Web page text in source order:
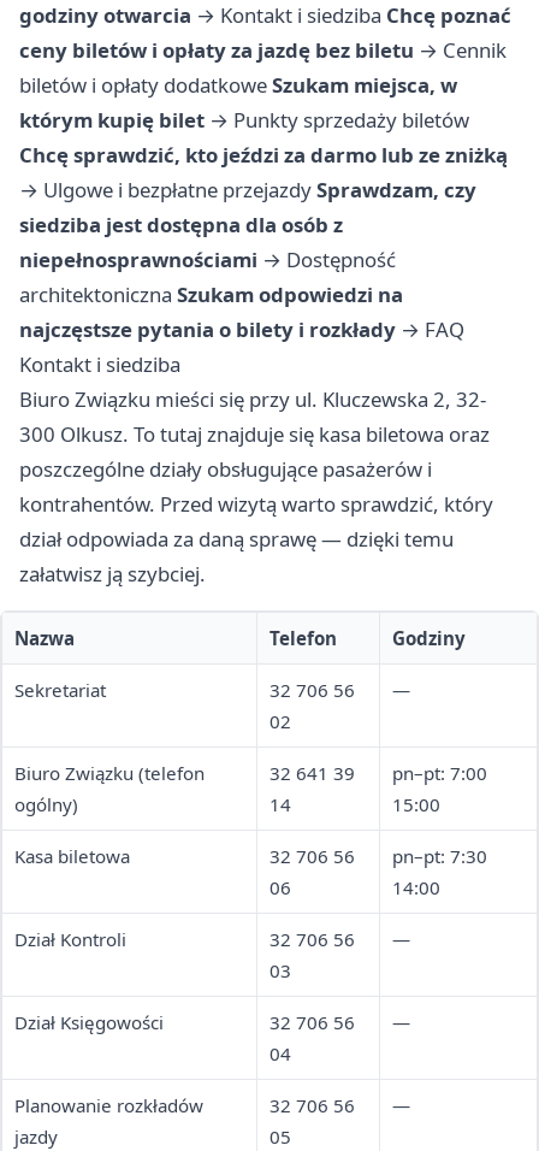
godziny otwarcia → Kontakt i siedziba Chcę poznać
ceny biletów i opłaty za jazdę bez biletu → Cennik
biletów i opłaty dodatkoweSzukam miejsca, w
którym kupię bilet → Punkty sprzedaży biletów
Chcę sprawdzić, kto jeździ za darmo lub ze zniżką
→ Ulgowe i bezpłatne przejazdySprawdzam, czy
siedziba jest dostępna dla osób z
niepełnosprawnościami → Dostępność
architektoniczna Szukam odpowiedzi na
najczęstsze pytania o bilety i rozkłady → FAQ
Kontakt i siedziba
Biuro Związku mieści się przy ul. Kluczewska 2, 32-
300 Olkusz. To tutaj znajduje się kasa biletowa oraz
poszczególne działy obsługujące pasażerów i
kontrahentów. Przed wizytą warto sprawdzić, który
dział odpowiada za daną sprawę — dzięki temu
załatwisz ją szybciej.
Nazwa Telefon Godziny
Sekretariat
32 706 56
02
—
Biuro Związku (telefon
ogólny)
32 641 39
14
pn–pt: 7:00
15:00
Kasa biletowa
32 706 56
06
pn–pt: 7:30
14:00
Dział Kontroli
32 706 56
03
—
Dział Księgowości
32 706 56
04
—
Planowanie rozkładów
jazdy
32 706 56
05
—